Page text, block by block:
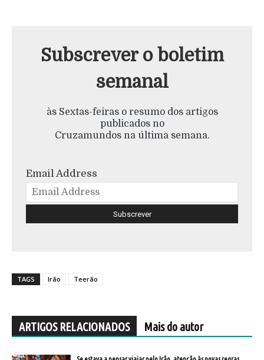
Subscrever o boletim
semanal
às Sextas-feiras o resumo dos artigos
publicados no
Cruzamundos na última semana.
Email Address
TAGS Irão Teerão
ARTIGOS RELACIONADOS Mais do autor